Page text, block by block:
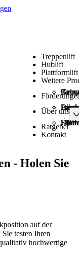
Treppenlift
Hublift
Plattformlift
Weitere
Über uns
Über
Ratgeber
Kontakt
- Holen Sie